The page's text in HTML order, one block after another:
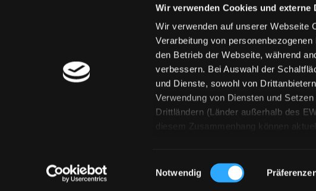
Wir verwenden Cookies und externe
Wir verwenden auf unserer Webseite
Verarbeitung von
den Betrieb der Webseite, während
verbessern. Bei Auswahl der
und Dienste, sowohl von
Verwendung von Diensten und
Drittländern (Länder außerhalb des
diesem Zusammenhang können
„Details zeigen“ finden Sie
Technologien. Selbstverständlich
Einwilligungsauswahl
Notwendig
[kju:b]
Feedback
Kontakt
Über uns
Jobs
Medienwunsch
FAQs